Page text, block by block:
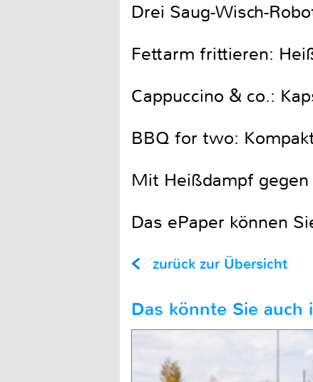
Drei Saug-Wisch-
Fettarm frittieren:
Cappuccino & co.:
BBQ for two:
Mit Heißdampf
Das ePaper können
zurück zur Übersicht
Das könnte Sie auch